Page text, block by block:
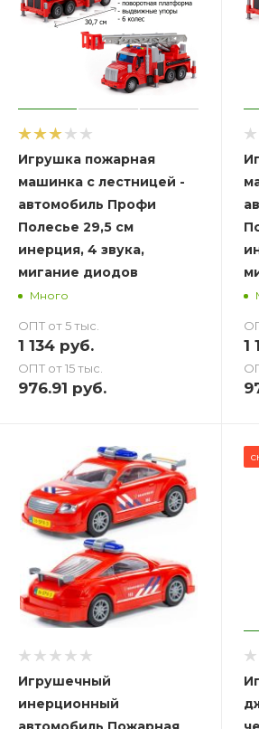
Игрушка пожарная
машинка с лестницей -
автомобиль Профи
Полесье 29,5 см
инерция, 4 звука,
мигание диодов
Много
ОПТ от 5 тыс.
1 134руб.
ОПТ от 15 тыс.
976.91 руб.
1
Игрушечный
инерционный